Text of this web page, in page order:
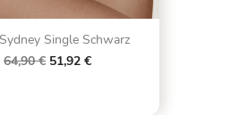
Single Schwarz
64,90 € 51,92 €